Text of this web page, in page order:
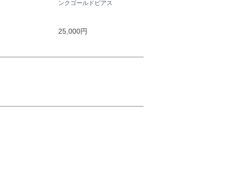
ンクゴールドピアス
25,000円